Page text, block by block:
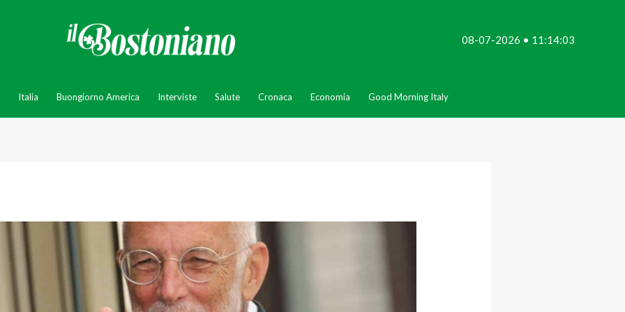
08-07-2026 • 11:14:03
Italia Buongiorno America Interviste Salute Cronaca Economia Good Morning Italy